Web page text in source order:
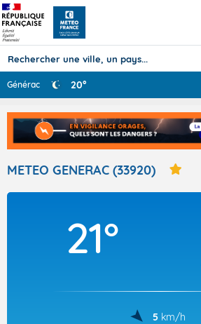
Prévisions
TOUS LES RÉSULTATS
Articles
Générac 20°
METEO GENERAC (33920)
21°
5 km/h